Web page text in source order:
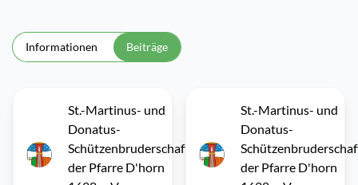
Informationen Beiträge
St.-Martinus- und
Donatus-
Schützenbruderschaft
der Pfarre D'horn
St.-Martinus- und
Donatus-
der Pfarre D'horn